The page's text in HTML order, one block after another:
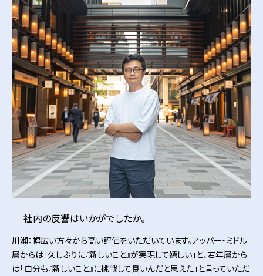
社内の反響はいかがでしたか。
川瀬：幅広い方々から高い評価をいただいています。アッパー・ミドル
層からは「久しぶりに『新しいこと』が実現して嬉しい」と、若年層から
は「自分も『新しいこと』に挑戦して良いんだと思えた」と言っていただ